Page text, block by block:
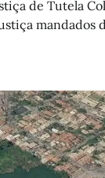
de Tutela
mandados